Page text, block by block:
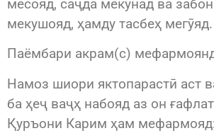
месояд, саҷда мекунад ва
мекушояд, ҳамду тасбеҳ мегӯяд.
Паёмбари акрам(с)
Намоз шиори яктопарастӣ аст
ба ҳеҷ ваҷҳ набояд аз он
Қуръони Карим ҳам